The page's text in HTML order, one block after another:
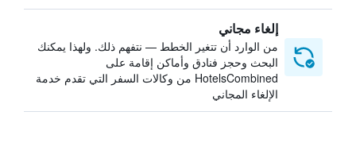
إلغاء مجاني
من الوارد أن تتغير الخطط — نتفهم ذلك. ولهذا يمكنك
البحث وحجز فنادق وأماكن إقامة على
HotelsCombined من وكالات السفر التي تقدم خدمة
الإلغاء المجاني